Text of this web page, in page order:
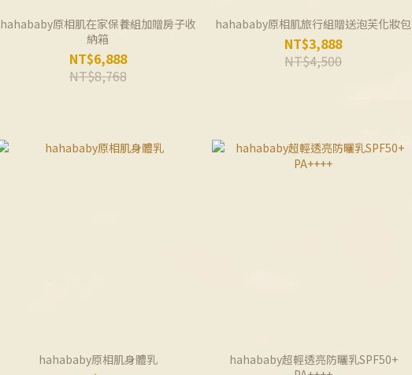
hahababy原相肌在家保養組加贈房子收
納箱
NT$6,888
NT$8,768
hahababy原相肌旅行組贈送泡芙化妝包
NT$3,888
NT$4,500
hahababy原相肌身體乳
hahababy超輕透亮防曬乳SPF50+